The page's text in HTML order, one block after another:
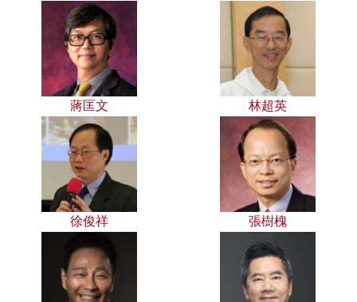
蔣匡文 林超英
徐俊祥 張樹槐